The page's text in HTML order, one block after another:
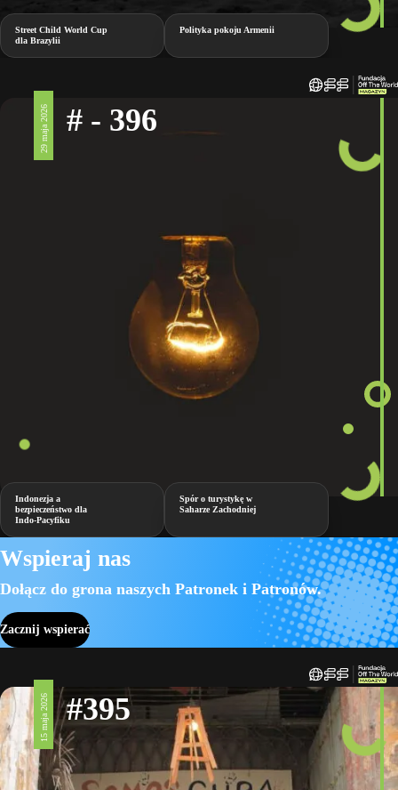
Street Child World Cup
dla Brazylii
Polityka pokoju Armenii
29 maja 2026 # - 396
Indonezja a
bezpieczeństwo dla
Indo-Pacyfiku
Spór o turystykę w
Saharze Zachodniej
Wspieraj nas
Dołącz do grona naszych Patronek i Patronów.
Zacznij wspierać
15 maja 2026 #395